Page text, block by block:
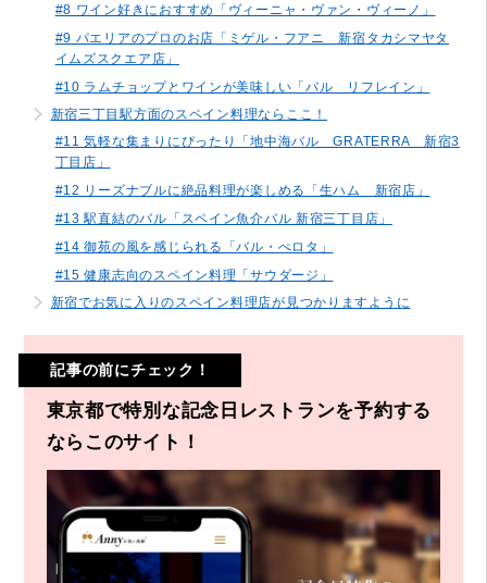
#8 ワイン好きにおすすめ「ヴィーニャ・ヴァン・ヴィーノ」
#9 パエリアのプロのお店「ミゲル・フアニ 新宿タカシマヤタ
イムズスクエア店」
#10 ラムチョップとワインが美味しい「バル リフレイン」
新宿三丁目駅方面のスペイン料理ならここ！
#11 気軽な集まりにぴったり「地中海バル GRATERRA 新宿3
丁目店」
#12 リーズナブルに絶品料理が楽しめる「生ハム 新宿店」
#13 駅直結のバル「スペイン魚介バル 新宿三丁目店」
#14 御苑の風を感じられる「バル・ぺロタ」
#15 健康志向のスペイン料理「サウダージ」
新宿でお気に入りのスペイン料理店が見つかりますように
記事の前にチェック！
東京都で特別な記念日レストランを予約する
ならこのサイト！